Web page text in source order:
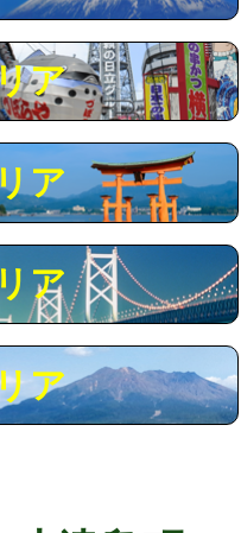
27,500円
38,500円
16,500円
現場見積
す。
ア
ア
ア
ア